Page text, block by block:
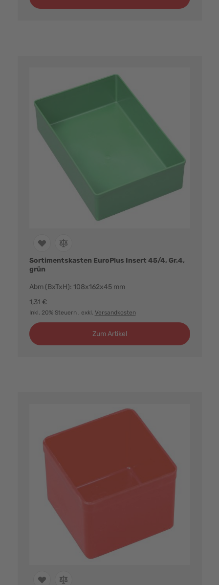
Sortimentskasten EuroPlus Insert 45/4, Gr.4,
grün
Abm (BxTxH): 108x162x45 mm
1,31 €
Inkl. 20% Steuern , exkl. Versandkosten
Zum Artikel